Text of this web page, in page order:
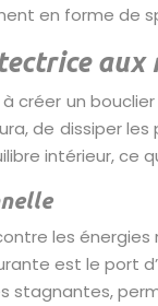
en forme de
créer un
de dissiper
intérieur, ce
les
est le port
stagnantes,